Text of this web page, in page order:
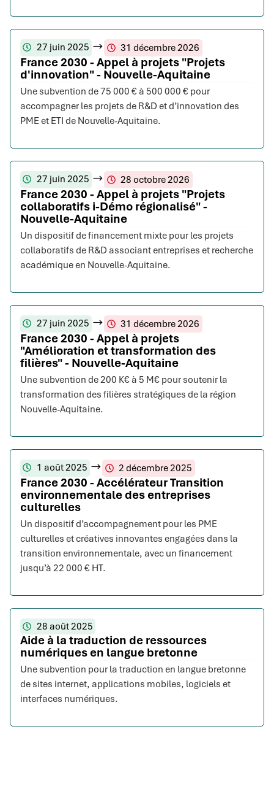
27 juin 2025 31 décembre 2026
France 2030 - Appel à projets "Projets
d'innovation" - Nouvelle-Aquitaine
Une subvention de 75 000 € à 500 000 € pour
accompagner les projets de R&D et d’innovation des
PME et ETI de Nouvelle-Aquitaine.
27 juin 2025 28 octobre 2026
France 2030 - Appel à projets "Projets
collaboratifs i-Démo régionalisé" -
Nouvelle-Aquitaine
Un dispositif de financement mixte pour les projets
collaboratifs de R&D associant entreprises et recherche
académique en Nouvelle-Aquitaine.
27 juin 2025 31 décembre 2026
France 2030 - Appel à projets
"Amélioration et transformation des
filières" - Nouvelle-Aquitaine
Une subvention de 200 K€ à 5 M€ pour soutenir la
transformation des filières stratégiques de la région
Nouvelle-Aquitaine.
1 août 2025 2 décembre 2025
France 2030 - Accélérateur Transition
environnementale des entreprises
culturelles
Un dispositif d’accompagnement pour les PME
culturelles et créatives innovantes engagées dans la
transition environnementale, avec un financement
jusqu’à 22 000 € HT.
28 août 2025
Aide à la traduction de ressources
numériques en langue bretonne
Une subvention pour la traduction en langue bretonne
de sites internet, applications mobiles, logiciels et
interfaces numériques.